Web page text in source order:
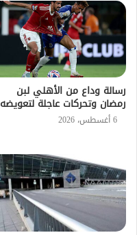
رسالة وداع من الأهلي لبن
رمضان وتحركات عاجلة لتعويضه
6 أغسطس، 2026